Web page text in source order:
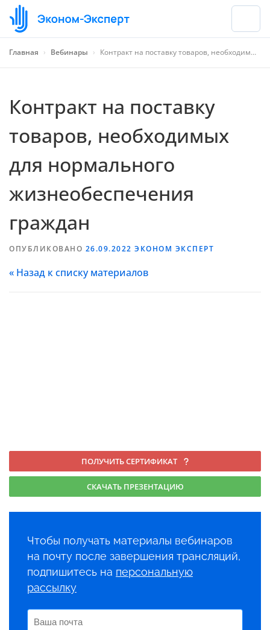
Главная › Вебинары › Контракт на поставку товаров, необходимых для нормального жизнеобеспечения граждан
Контракт на поставку
товаров, необходимых
для нормального
жизнеобеспечения
граждан
ОПУБЛИКОВАНО 26.09.2022 ЭКОНОМ ЭКСПЕРТ
« Назад к списку материалов
ПОЛУЧИТЬ СЕРТИФИКАТ
СКАЧАТЬ ПРЕЗЕНТАЦИЮ
Чтобы получать материалы вебинаров
на почту после завершения трансляций,
подпишитесь на персональную
рассылку